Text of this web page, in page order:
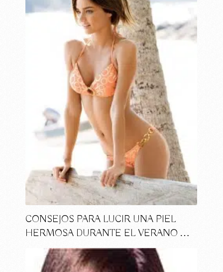
CONSEJOS PARA LUCIR UNA PIEL
HERMOSA DURANTE EL VERANO …